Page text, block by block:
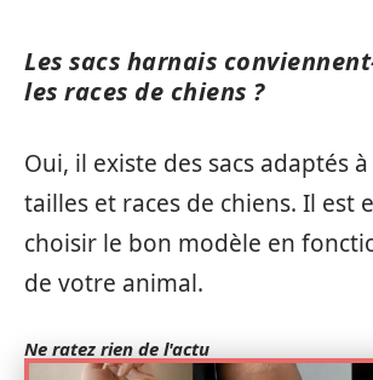
Les sacs harnais
les races de chiens ?
Oui, il existe des sacs adaptés
tailles et races de chiens. Il est
choisir le bon modèle en
de votre animal.
Ne ratez rien de l'actu